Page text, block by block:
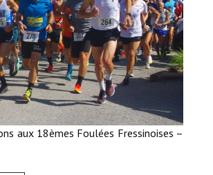
aux 18èmes Foulées Fressinoises –